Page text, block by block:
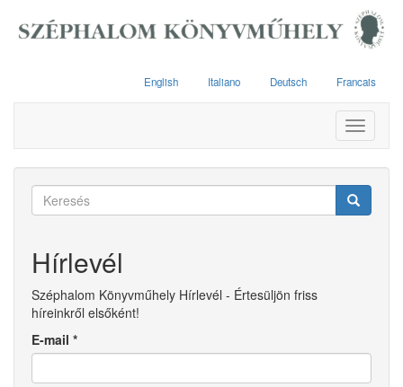
English Italiano Deutsch Francais
Toggle
Keresés
Hírlevél
Széphalom Könyvműhely Hírlevél - Értesüljön friss
híreinkről elsőként!
E-mail *